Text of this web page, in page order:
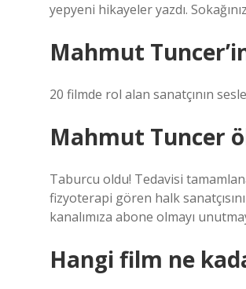
yepyeni hikayeler yazdı.
Mahmut
20 filmde rol alan sanatçının
Mahmut Tuncer
Taburcu oldu! Tedavisi
fizyoterapi gören halk
kanalımıza abone olmayı
Hangi film ne